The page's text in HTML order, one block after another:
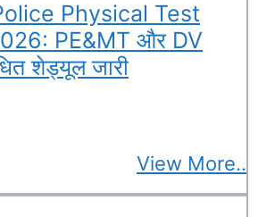
Physical Test
PE&MT और DV
शेड्यूल जारी
View More..